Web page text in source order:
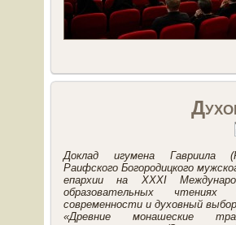
Доклад игумена Гавриила
Раифского Богородицкого
епархии на XXXI
образовательных чтениях
современности и духовный
«Древние монашеские